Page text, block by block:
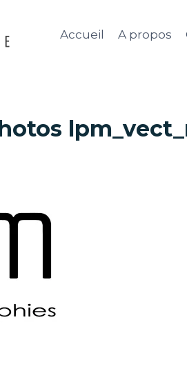
Accueil A propos